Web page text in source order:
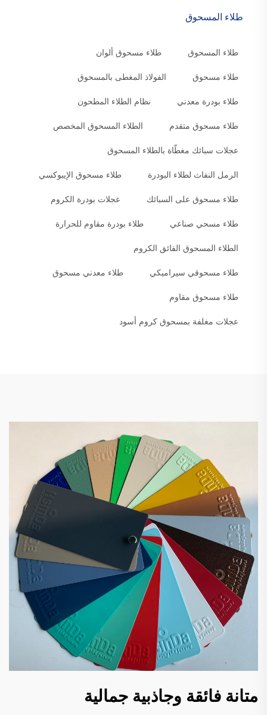
طلاء المسحوق
طلاء المسحوق طلاء مسحوق ألوان
طلاء مسحوق الفولاذ المغطى بالمسحوق
طلاء بودرة معدني نظام الطلاء المطحون
طلاء مسحوق متقدم الطلاء المسحوق المخصص
عجلات سبائك مغطّاة بالطلاء المسحوق
الرمل النفاث لطلاء البودرة طلاء مسحوق الإيبوكسي
طلاء مسحوق على السبائك عجلات بودرة الكروم
طلاء مسحي صناعي طلاء بودرة مقاوم للحرارة
الطلاء المسحوق الفائق الكروم
طلاء مسحوقي سيراميكي طلاء معدني مسحوق
طلاء مسحوق مقاوم
عجلات مغلفة بمسحوق كروم أسود
متانة فائقة وجاذبية جمالية